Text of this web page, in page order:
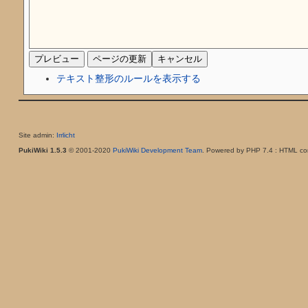
テキスト整形のルールを表示する
Site admin: Irrlicht
PukiWiki 1.5.3 © 2001-2020 PukiWiki Development Team. Powered by PHP 7.4 : HTML